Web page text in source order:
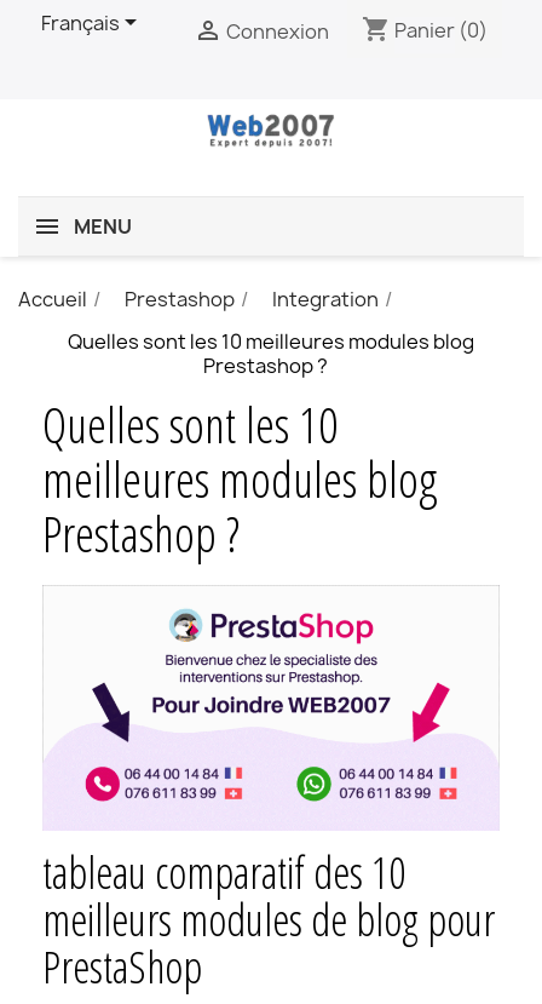
Français  Connexion shopping_cart Panier (0)
MENU
Accueil Prestashop
Integration
Quelles sont les 10 meilleures modules blog
Prestashop ?
Quelles sont les 10
meilleures modules blog
Prestashop ?
tableau comparatif des 10
meilleurs modules de blog pour
PrestaShop